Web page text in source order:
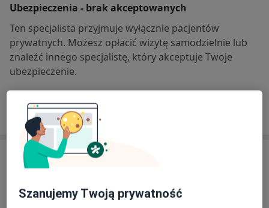
Ubezpieczenia - brak akceptowanych
Ten specjalista przyjmuje wyłącznie pacjentów
prywatnych. Możesz opłacić wizytę samodzielnie lub
znaleźć innego specjalistę, który akceptuje Twoje
ubezpieczenie.
Szukaj specjalistów według ubezpieczenia
Opinie
Dodaj swoją opinię
Szanujemy Twoją prywatność